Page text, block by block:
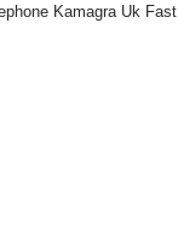
Kamagra Uk Fast